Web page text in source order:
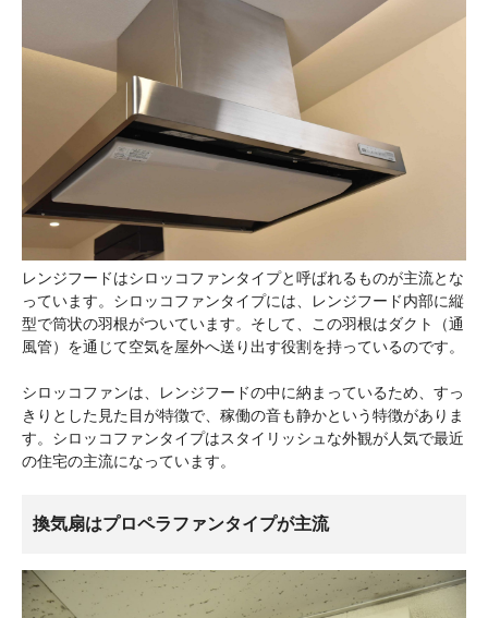
レンジフードはシロッコファンタイプと呼ばれるものが主流とな
っています。シロッコファンタイプには、レンジフード内部に縦
型で筒状の羽根がついています。そして、この羽根はダクト（通
風管）を通じて空気を屋外へ送り出す役割を持っているのです。
シロッコファンは、レンジフードの中に納まっているため、すっ
きりとした見た目が特徴で、稼働の音も静かという特徴がありま
す。シロッコファンタイプはスタイリッシュな外観が人気で最近
の住宅の主流になっています。
換気扇はプロペラファンタイプが主流